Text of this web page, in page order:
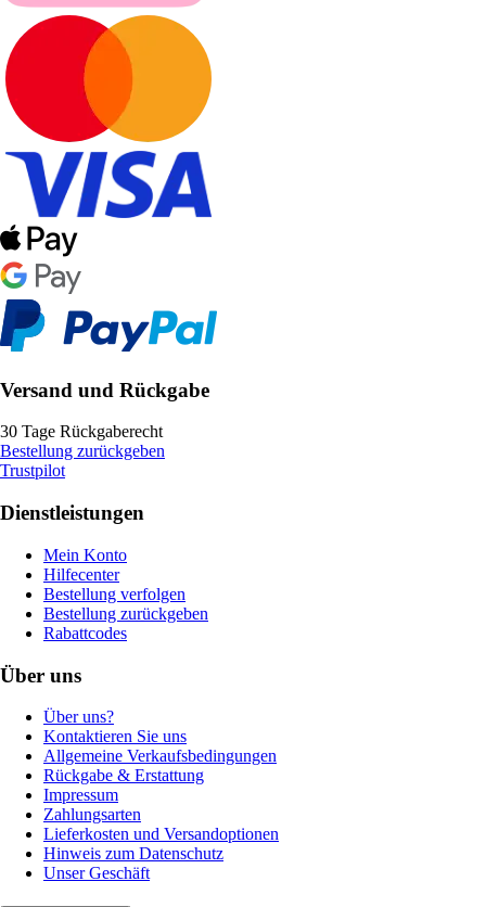
Versand und Rückgabe
30 Tage Rückgaberecht
Bestellung zurückgeben
Trustpilot
Dienstleistungen
Mein Konto
Hilfecenter
Bestellung verfolgen
Bestellung zurückgeben
Rabattcodes
Über uns
Über uns?
Kontaktieren Sie uns
Allgemeine Verkaufsbedingungen
Rückgabe & Erstattung
Impressum
Zahlungsarten
Lieferkosten und Versandoptionen
Hinweis zum Datenschutz
Unser Geschäft